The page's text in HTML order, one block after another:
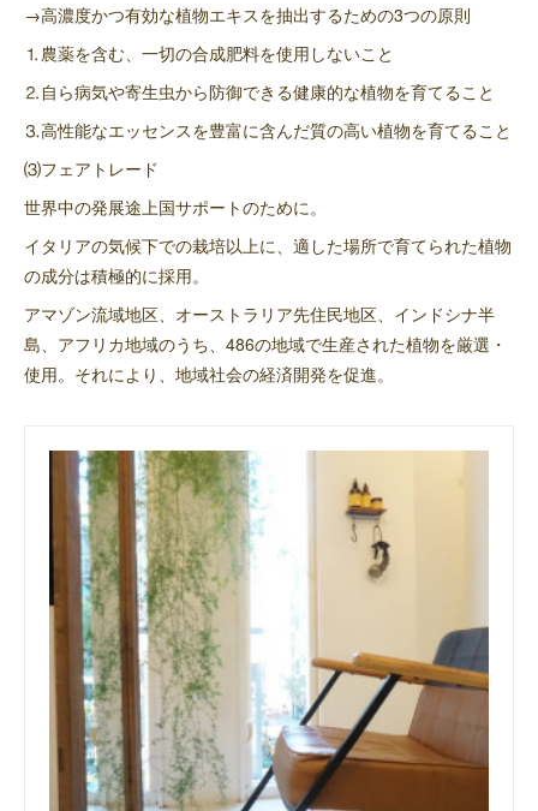
→高濃度かつ有効な植物エキスを抽出するための3つの原則
⒈農薬を含む、一切の合成肥料を使用しないこと
⒉自ら病気や寄生虫から防御できる健康的な植物を育てること
⒊高性能なエッセンスを豊富に含んだ質の高い植物を育てること
⑶フェアトレード
世界中の発展途上国サポートのために。
イタリアの気候下での栽培以上に、適した場所で育てられた植物
の成分は積極的に採用。
アマゾン流域地区、オーストラリア先住民地区、インドシナ半
島、アフリカ地域のうち、486の地域で生産された植物を厳選・
使用。それにより、地域社会の経済開発を促進。